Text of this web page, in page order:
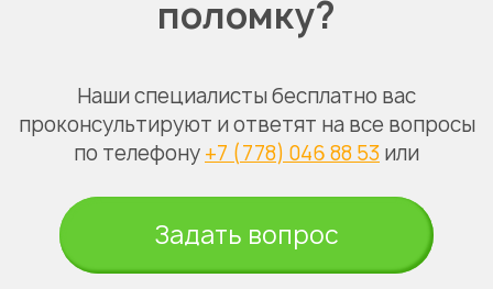
поломку?
Наши специалисты бесплатно вас
проконсультируют и ответят на все вопросы
по телефону +7 (778) 046 88 53 или
Задать вопрос